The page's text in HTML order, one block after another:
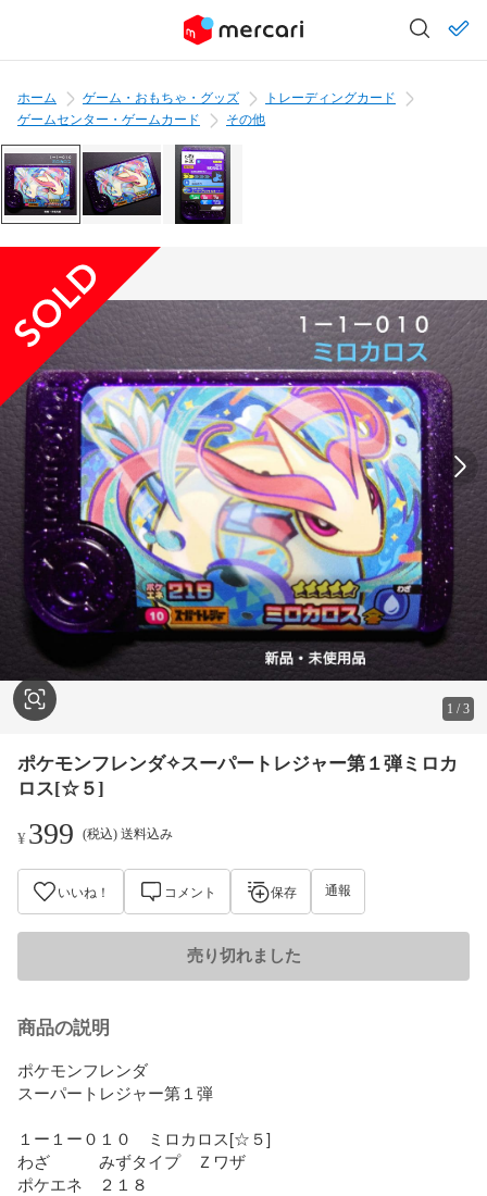
ホーム ゲーム・おもちゃ・グッズ
トレーディングカード
ゲームセンター・ゲームカード
その他
1 /3
ポケモンフレンダ✧スーパートレジャー第１弾ミロカ
ロス[☆５]
¥399 (税込) 送料込み
いいね！ コメント 保存 通報
売り切れました
商品の説明
ポケモンフレンダ
スーパートレジャー第１弾
１ー１ー０１０　ミロカロス[☆５]
わざ　　　みずタイプ　Ｚワザ
ポケエネ　２１８